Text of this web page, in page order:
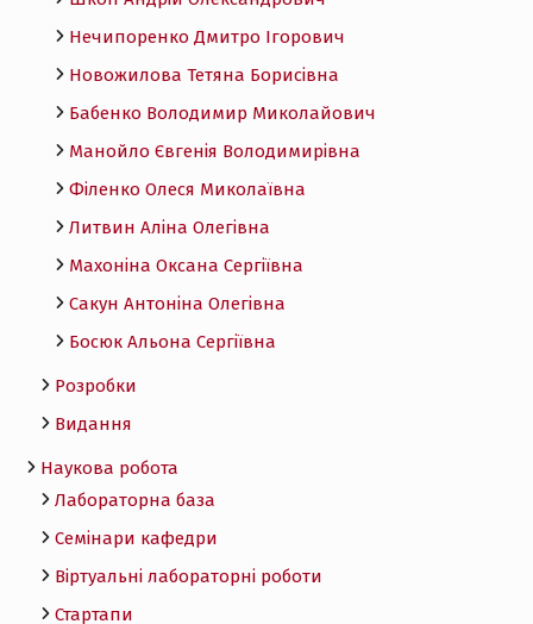
Нечипоренко Дмитро Ігорович
Новожилова Тетяна Борисівна
Бабенко Володимир Миколайович
Манойло Євгенія Володимирівна
Філенко Олеся Миколаївна
Литвин Аліна Олегівна
Махоніна Оксана Сергіївна
Сакун Антоніна Олегівна
Босюк Альона Сергіївна
Розробки
Видання
Наукова робота
Лабораторна база
Семінари кафедри
Віртуальні лабораторні роботи
Стартапи